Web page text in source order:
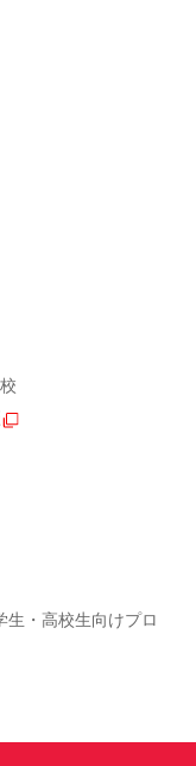
生・高校生向けプロ